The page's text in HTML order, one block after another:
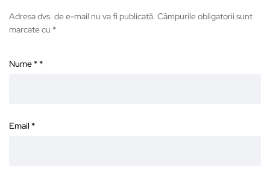
Adresa dvs. de e-mail nu va fi publicată. Câmpurile obligatorii sunt
marcate cu *
Nume * *
Email *